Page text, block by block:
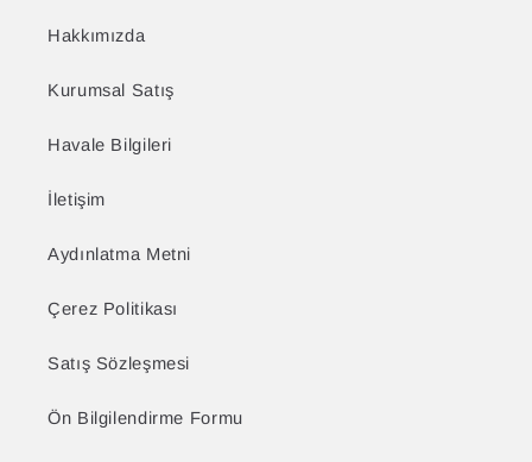
Hakkımızda
Kurumsal Satış
Havale Bilgileri
İletişim
Aydınlatma Metni
Çerez Politikası
Satış Sözleşmesi
Ön Bilgilendirme Formu